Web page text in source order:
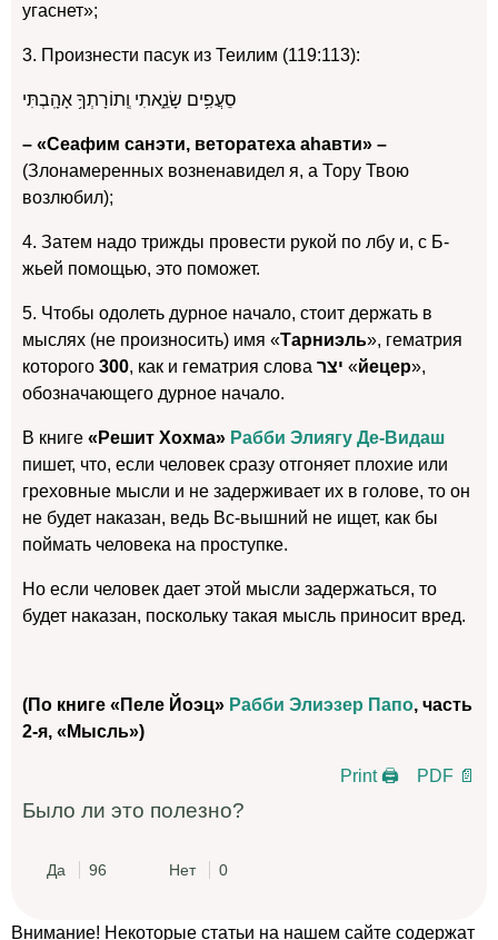
угаснет»;
3. Произнести пасук из Теилим (119:113):
סֵעֲפִ֥ים שָׂנֵ֑אתִי וְֽתוֹרָתְךָ֥ אָהָֽבְתִּי
– «Сеафим санэти, веторатеха аhавти» –
(Злонамеренных возненавидел я, а Тору Твою
возлюбил);
4. Затем надо трижды провести рукой по лбу и, с Б-
жьей помощью, это поможет.
5. Чтобы одолеть дурное начало, стоит держать в
мыслях (не произносить) имя «Тарниэль», гематрия
которого 300, как и гематрия слова יצר «йецер»,
обозначающего дурное начало.
В книге «Решит Хохма» Рабби Элиягу Де-Видаш
пишет, что, если человек сразу отгоняет плохие или
греховные мысли и не задерживает их в голове, то он
не будет наказан, ведь Вс-вышний не ищет, как бы
поймать человека на проступке.
Но если человек дает этой мысли задержаться, то
будет наказан, поскольку такая мысль приносит вред.
(По книге «Пеле Йоэц» Рабби Элиэзер Папо, часть
2-я, «Мысль»)
Print 🖨 PDF 📄
Было ли это полезно?
Да 96 Нет 0
Внимание! Некоторые статьи на нашем сайте содержат